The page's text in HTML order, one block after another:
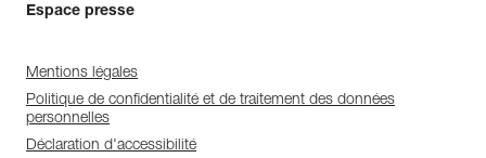
Espace presse
Mentions légales
Politique de confidentialité et de traitement des données
personnelles
Déclaration d'accessibilité